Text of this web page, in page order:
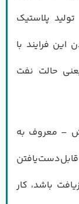
پلاستیک
فرایند با
حالت نفت
– معروف به
باشد، کار